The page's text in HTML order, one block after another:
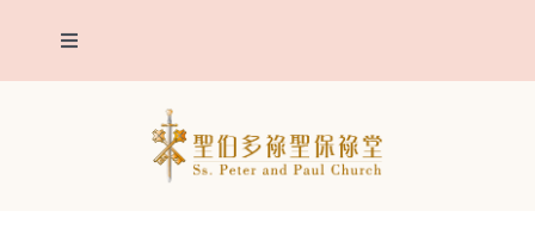
content
Toggle
Navigation